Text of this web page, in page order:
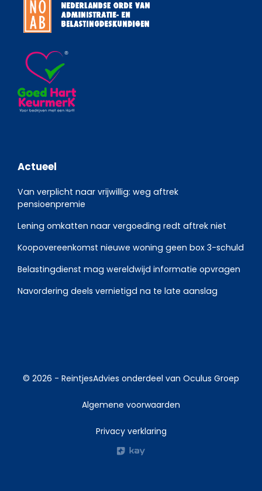
Actueel
Van verplicht naar vrijwillig: weg aftrek
pensioenpremie
Lening omkatten naar vergoeding redt aftrek niet
Koopovereenkomst nieuwe woning geen box 3-schuld
Belastingdienst mag wereldwijd informatie opvragen
Navordering deels vernietigd na te late aanslag
© 2026 - ReintjesAdvies onderdeel van Oculus Groep
Algemene voorwaarden
Privacy verklaring